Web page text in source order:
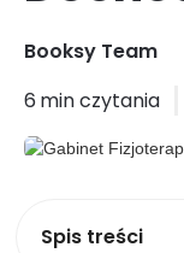
Booksy Team
6 min czytania
Spis treści